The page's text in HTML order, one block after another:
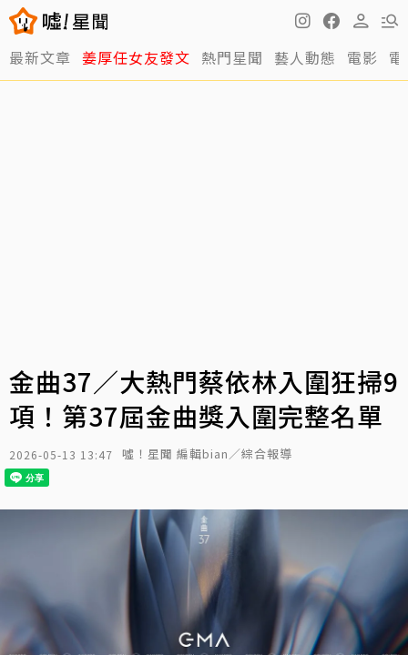
最新文章 姜厚任女友發文 熱門星聞 藝人動態 電影
金曲37／大熱門蔡依林入圍狂掃9
項！第37屆金曲獎入圍完整名單
2026-05-13 13:47 噓！星聞 編輯bian／綜合報導